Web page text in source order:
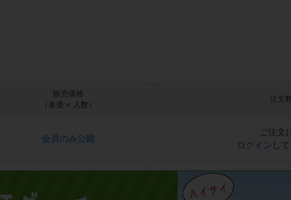
販売価格
（単価 × 入数）
注文
会員のみ公開
ご注文
ログイン し